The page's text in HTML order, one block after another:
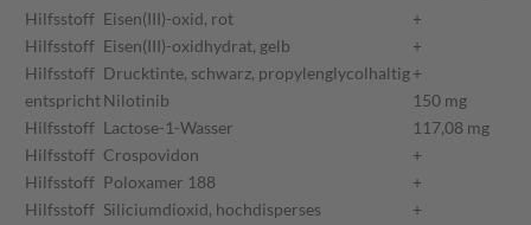
Hilfsstoff Eisen(III)-oxid, rot
+
Hilfsstoff Eisen(III)-oxidhydrat, gelb
+
Hilfsstoff Drucktinte, schwarz, propylenglycolhaltig+
entsprichtNilotinib
150 mg
Hilfsstoff Lactose-1-Wasser
117,08 mg
Hilfsstoff Crospovidon
+
Hilfsstoff Poloxamer 188
+
Hilfsstoff Siliciumdioxid, hochdisperses
+